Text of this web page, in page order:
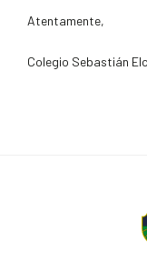
Atentamente,
Colegio Sebastián